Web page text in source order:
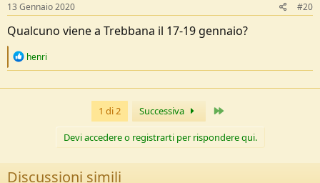
13 Gennaio 2020 #20
Qualcuno viene a Trebbana il 17-19 gennaio?
R
c
henri
1 di 2 Successiva
Devi accedere o registrarti per rispondere qui.
Discussioni simili